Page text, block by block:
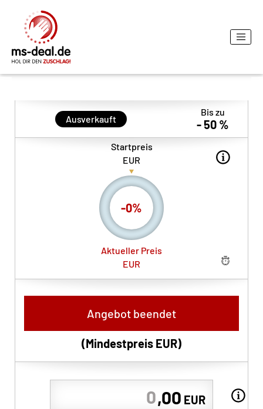
Ausverkauft
Bis zu
- 50 %
Startpreis
EUR
-0%
Aktueller Preis
EUR
Angebot beendet
(Mindestpreis EUR)
,00 EUR